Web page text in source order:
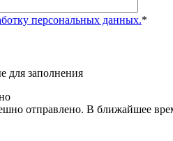
персональных данных.*
для заполнения
отправлено. В ближайшее